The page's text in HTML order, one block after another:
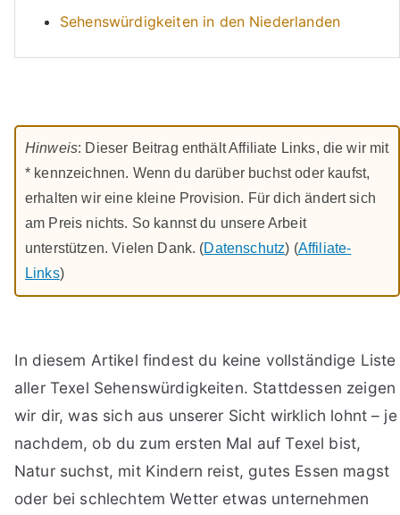
Sehenswürdigkeiten in den Niederlanden
Hinweis: Dieser Beitrag enthält Affiliate Links, die wir mit
* kennzeichnen. Wenn du darüber buchst oder kaufst,
erhalten wir eine kleine Provision. Für dich ändert sich
am Preis nichts. So kannst du unsere Arbeit
unterstützen. Vielen Dank. (Datenschutz) (Affiliate-
Links)
In diesem Artikel findest du keine vollständige Liste
aller Texel Sehenswürdigkeiten. Stattdessen zeigen
wir dir, was sich aus unserer Sicht wirklich lohnt – je
nachdem, ob du zum ersten Mal auf Texel bist,
Natur suchst, mit Kindern reist, gutes Essen magst
oder bei schlechtem Wetter etwas unternehmen